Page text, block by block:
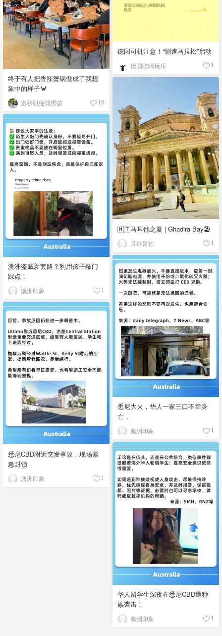
德国司机注意！“测速马拉松”启动
德国吃喝玩乐 1
终于有人把香辣蟹锅做成了我想
象中的样子🦀
洛杉矶经典男孩 18
🇲🇹马耳他之夏 | Ghadira Bay🏖️
月球暂住 1
澳洲盗贼新套路？利用孩子敲门
踩点！
澳洲印象 1
悉尼大火，华人一家三口不幸身
亡，
澳洲印象 1
悉尼CBD附近突发事故，现场紧
急封锁
澳洲印象 1
华人留学生深夜在悉尼CBD遭种
族袭击！
澳洲印象 1